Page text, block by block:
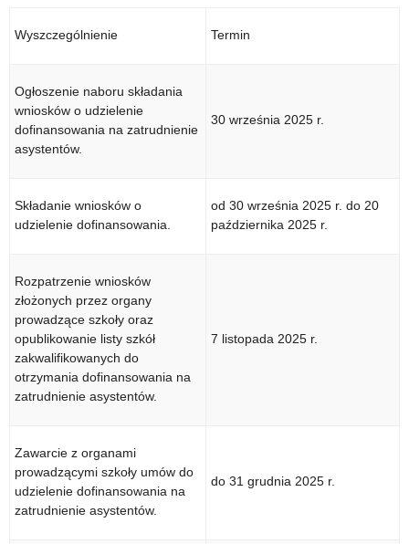
Wyszczególnienie Termin
Ogłoszenie naboru składania
wniosków o udzielenie
dofinansowania na zatrudnienie
asystentów.
30 września 2025 r.
Składanie wniosków o
udzielenie dofinansowania.
od 30 września 2025 r. do 20
października 2025 r.
Rozpatrzenie wniosków
złożonych przez organy
prowadzące szkoły oraz
opublikowanie listy szkół
zakwalifikowanych do
otrzymania dofinansowania na
zatrudnienie asystentów.
7 listopada 2025 r.
Zawarcie z organami
prowadzącymi szkoły umów do
udzielenie dofinansowania na
zatrudnienie asystentów.
do 31 grudnia 2025 r.